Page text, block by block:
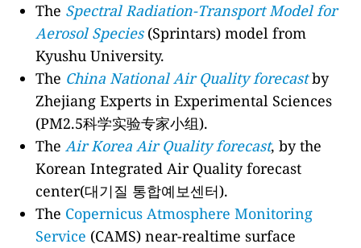
The Spectral Radiation-Transport Model for
Aerosol Species(Sprintars) model from
Kyushu University.
The China National Air Quality forecastby
Zhejiang Experts in Experimental Sciences
(PM2.5科学实验专家小组).
TheAir Korea Air Quality forecast, by the
Korean Integrated Air Quality forecast
center(대기질 통합예보센터).
The Copernicus Atmosphere Monitoring
Service (CAMS) near-realtime surface